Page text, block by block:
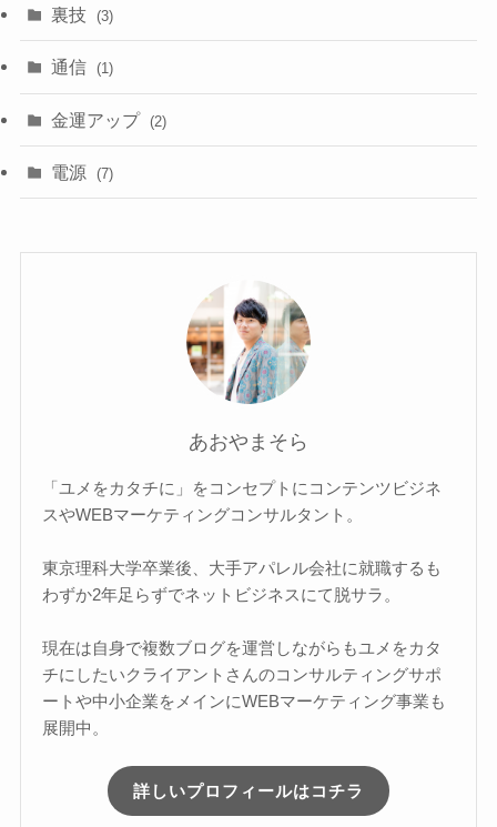
裏技 (3)
通信 (1)
金運アップ (2)
電源 (7)
あおやまそら
「ユメをカタチに」をコンセプトにコンテンツビジネ
スやWEBマーケティングコンサルタント。
東京理科大学卒業後、大手アパレル会社に就職するも
わずか2年足らずでネットビジネスにて脱サラ。
現在は自身で複数ブログを運営しながらもユメをカタ
チにしたいクライアントさんのコンサルティングサポ
ートや中小企業をメインにWEBマーケティング事業も
展開中。
詳しいプロフィールはコチラ